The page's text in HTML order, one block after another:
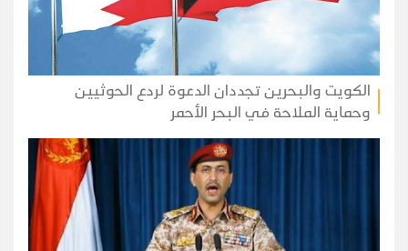
الكويت والبحرين تجددان الدعوة لردع الحوثيين
وحماية الملاحة في البحر الأحمر